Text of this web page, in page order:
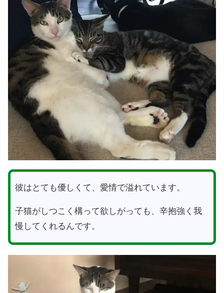
彼はとても優しくて、愛情で溢れています。
子猫がしつこく構って欲しがっても、辛抱強く我
慢してくれるんです。